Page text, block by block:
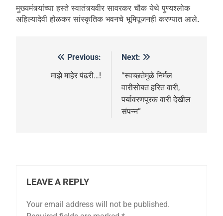
मुख्यमंत्र्यांच्या हस्ते स्वातंत्र्यवीर सावरकर चौक येथे पुण्यश्लोक
अहिल्यादेवी होळकर सांस्कृतिक भवनचे भूमिपूजनही करण्यात आले.
Previous:
माझे माहेर पंढरी…!
Next:
“स्वच्छतेमुळे निर्मल
वारीसोबत हरित वारी,
पर्यावरणपूरक वारी देखील
संपन्न”
LEAVE A REPLY
Your email address will not be published.